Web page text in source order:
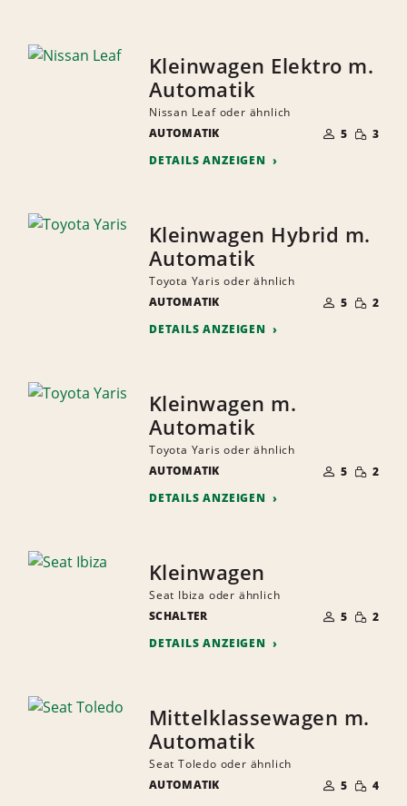
Kleinwagen Elektro m.
Automatik
Nissan Leaf oder ähnlich
AUTOMATIK
DER
MITFAHRER
5 GERINGE
MENGE
3
DETAILS ANZEIGEN
Kleinwagen Hybrid m.
Automatik
Toyota Yaris oder ähnlich
AUTOMATIK
DER
MITFAHRER
5 GERINGE
MENGE
2
DETAILS ANZEIGEN
Kleinwagen m.
Automatik
Toyota Yaris oder ähnlich
AUTOMATIK
DER
MITFAHRER
5 GERINGE
MENGE
2
DETAILS ANZEIGEN
Kleinwagen
Seat Ibiza oder ähnlich
SCHALTER
DER
MITFAHRER
5 GERINGE
MENGE
2
DETAILS ANZEIGEN
Mittelklassewagen m.
Automatik
Seat Toledo oder ähnlich
AUTOMATIK
DER
MITFAHRER
5 GERINGE
MENGE
4